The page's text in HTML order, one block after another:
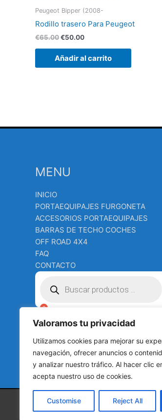
Valoramos tu privacidad
Utilizamos cookies para mejorar su
navegación, ofrecer anuncios o
y analizar nuestro tráfico. Al hacer clic
acepta nuestro uso de cookies.
Customise Reject All
Peugeot Bipper (2008-
Rodillo trasero Para Peugeot
€65.00€50.00
Añadir al carrito
MENU
INICIO
PORTAEQUIPAJES FURGONETA
ACCESORIOS PORTAEQUIPAJES
BARRAS DE TECHO COCHES
OFF ROAD 4X4
FAQ
CONTACTO
productos